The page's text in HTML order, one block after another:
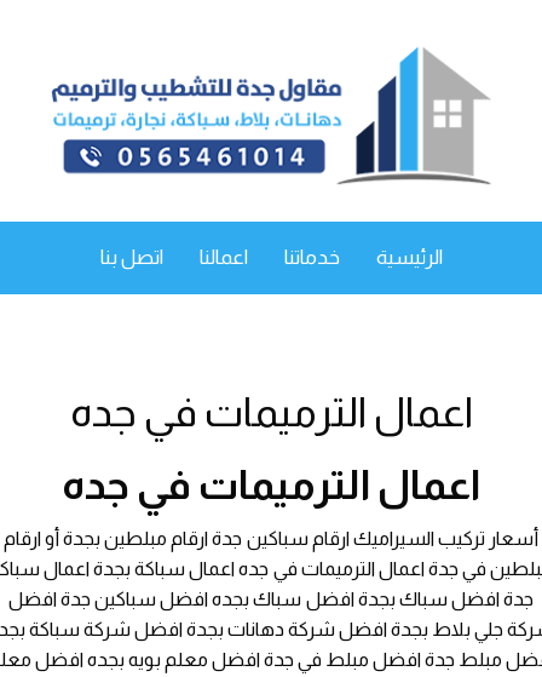
الرئيسية خدماتنا اعمالنا اتصل بنا
اعمال الترميمات في جده
اعمال الترميمات في جده
أسعار تركيب السيراميك ارقام سباكين جدة ارقام مبلطين بجدة أو ارقام
في جدة اعمال الترميمات في جده اعمال سباكة بجدة اعمال
جدة افضل سباك بجدة افضل سباك بجده افضل سباكين جدة افضل
جلي بلاط بجدة افضل شركة دهانات بجدة افضل شركة سباكة
مبلط جدة افضل مبلط في جدة افضل معلم بويه بجده افضل